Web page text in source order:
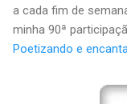
a cada fim de
minha 90ª
Poetizando e